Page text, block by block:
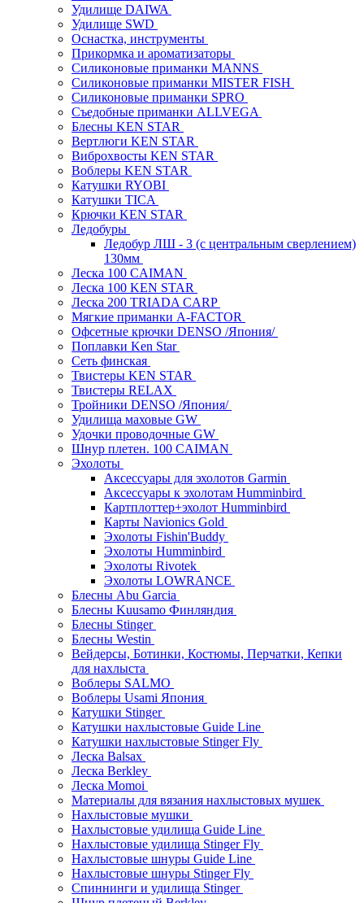
Удилище DAIWA
Удилище SWD
Оснастка, инструменты
Прикормка и ароматизаторы
Силиконовые приманки MANNS
Силиконовые приманки MISTER FISH
Силиконовые приманки SPRO
Съедобные приманки ALLVEGA
Блесны KEN STAR
Вертлюги KEN STAR
Виброхвосты KEN STAR
Воблеры KEN STAR
Катушки RYOBI
Катушки TICA
Крючки KEN STAR
Ледобуры
Ледобур ЛШ - 3 (с центральным сверлением)
130мм
Леска 100 CAIMAN
Леска 100 KEN STAR
Леска 200 TRIADA CARP
Мягкие приманки A-FACTOR
Офсетные крючки DENSO /Япония/
Поплавки Ken Star
Сеть финская
Твистеры KEN STAR
Твистеры RELAX
Тройники DENSO /Япония/
Удилища маховые GW
Удочки проводочные GW
Шнур плетен. 100 CAIMAN
Эхолоты
Аксессуары для эхолотов Garmin
Аксессуары к эхолотам Humminbird
Картплоттер+эхолот Humminbird
Карты Navionics Gold
Эхолоты Fishin'Buddy
Эхолоты Humminbird
Эхолоты Rivotek
Эхолоты LOWRANCE
Блесны Abu Garcia
Блесны Kuusamo Финляндия
Блесны Stinger
Блесны Westin
Вейдерсы, Ботинки, Костюмы, Перчатки, Кепки
для нахлыста
Воблеры SALMO
Воблеры Usami Япония
Катушки Stinger
Катушки нахлыстовые Guide Line
Катушки нахлыстовые Stinger Fly
Леска Balsax
Леска Berkley
Леска Momoi
Материалы для вязания нахлыстовых мушек
Нахлыстовые мушки
Нахлыстовые удилища Guide Line
Нахлыстовые удилища Stinger Fly
Нахлыстовые шнуры Guide Line
Нахлыстовые шнуры Stinger Fly
Спиннинги и удилища Stinger